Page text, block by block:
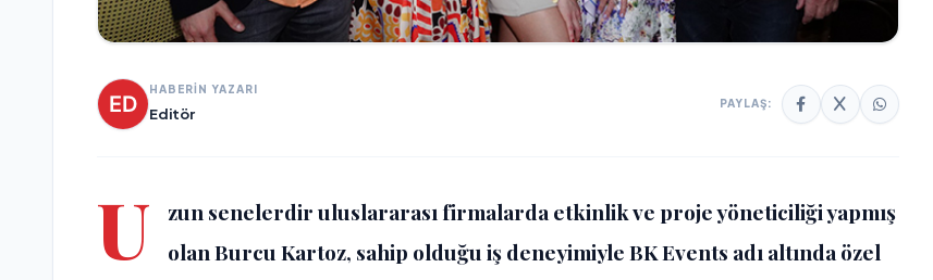
HABERİN YAZARI
Editör
PAYLAŞ:
U
zun senelerdir uluslararası firmalarda etkinlik ve proje yöneticiliği yapmış
olan Burcu Kartoz, sahip olduğu iş deneyimiyle BK Events adı altında özel